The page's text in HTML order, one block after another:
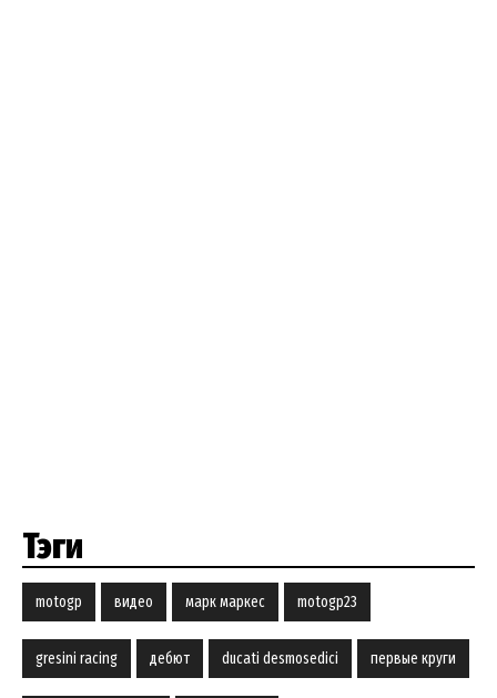
Тэги
motogp видео марк маркес motogp23
gresini racing дебют ducati desmosedici первые круги